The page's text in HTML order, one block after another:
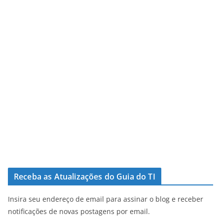
Receba as Atualizações do Guia do TI
Insira seu endereço de email para assinar o blog e receber
notificações de novas postagens por email.